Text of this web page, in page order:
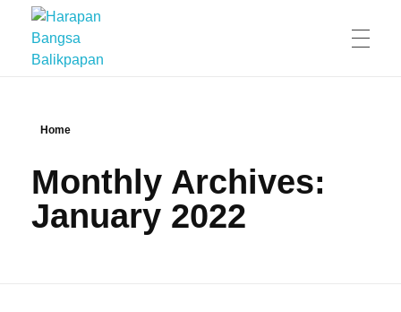
Home
Monthly Archives:
January 2022